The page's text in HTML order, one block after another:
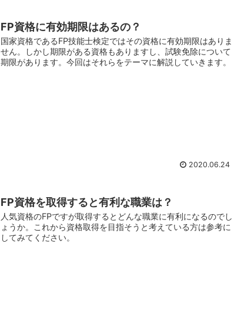
FP資格に有効期限はあるの？
国家資格であるFP技能士検定ではその資格に有効期限はありま
せん。しかし期限がある資格もありますし、試験免除について
期限があります。今回はそれらをテーマに解説していきます。
2020.06.24
FP資格を取得すると有利な職業は？
人気資格のFPですが取得するとどんな職業に有利になるのでし
ょうか。これから資格取得を目指そうと考えている方は参考に
してみてください。